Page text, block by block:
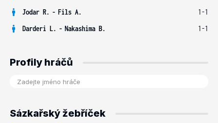
Jodar R. - Fils A.
1-1
Darderi L. - Nakashima B. 1-1
Profily hráčů
Sázkařský žebříček